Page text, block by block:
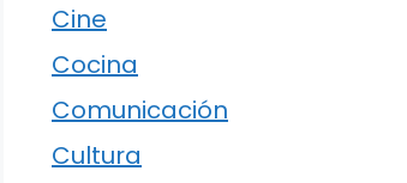
Cine
Cocina
Comunicación
Cultura